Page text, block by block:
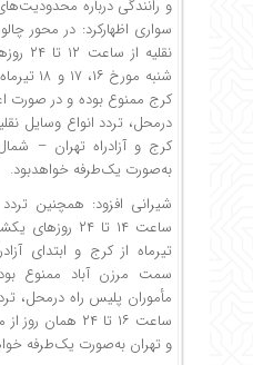
و رانندگی درباره
سواری اظهارکرد:‌ در محور
شنبه
کرج ممنوع بوده و در صورت
کرج و آزادراه تهران –
به‌صورت یک‌طرفه خواهدبود.
شیرانی افزود: همچنین تردد
تیرماه از کرج و ابتدای
سمت مرزن آباد ممنوع
مأموران پلیس راه درمحل،
ساعت ۱۶ تا ۲۴
و تهران به‌صورت یک‌طرفه